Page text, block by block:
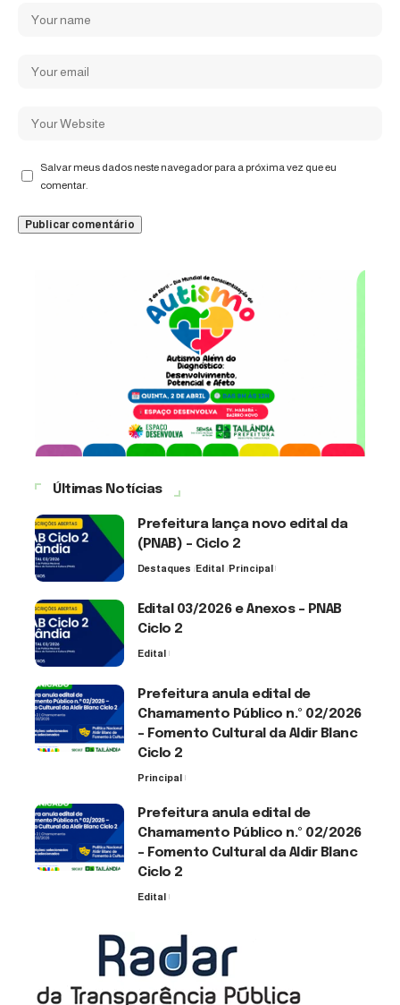
Salvar meus dados neste navegador para a próxima vez que eu
comentar.
Últimas Notícias
Prefeitura lança novo edital da
(PNAB) – Ciclo 2
Destaques Edital Principal
Edital 03/2026 e Anexos – PNAB
Ciclo 2
Edital
Prefeitura anula edital de
Chamamento Público n.º 02/2026
– Fomento Cultural da Aldir Blanc
Ciclo 2
Principal
Prefeitura anula edital de
Chamamento Público n.º 02/2026
– Fomento Cultural da Aldir Blanc
Ciclo 2
Edital